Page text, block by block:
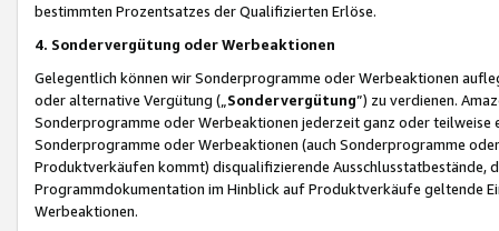
bestimmten Prozentsatzes der Qualifizierten Erlöse.
4. Sondervergütung oder Werbeaktionen
Gelegentlich können wir Sonderprogramme oder Werbeaktionen
oder alternative Vergütung („ Sondervergütung”) zu verdienen.
Sonderprogramme oder Werbeaktionen jederzeit ganz oder
Sonderprogramme oder Werbeaktionen (auch Sonderprogramme
Produktverkäufen kommt) disqualifizierende Ausschlusstatbestände,
Programmdokumentation im Hinblick auf Produktverkäufe geltende
Werbeaktionen.